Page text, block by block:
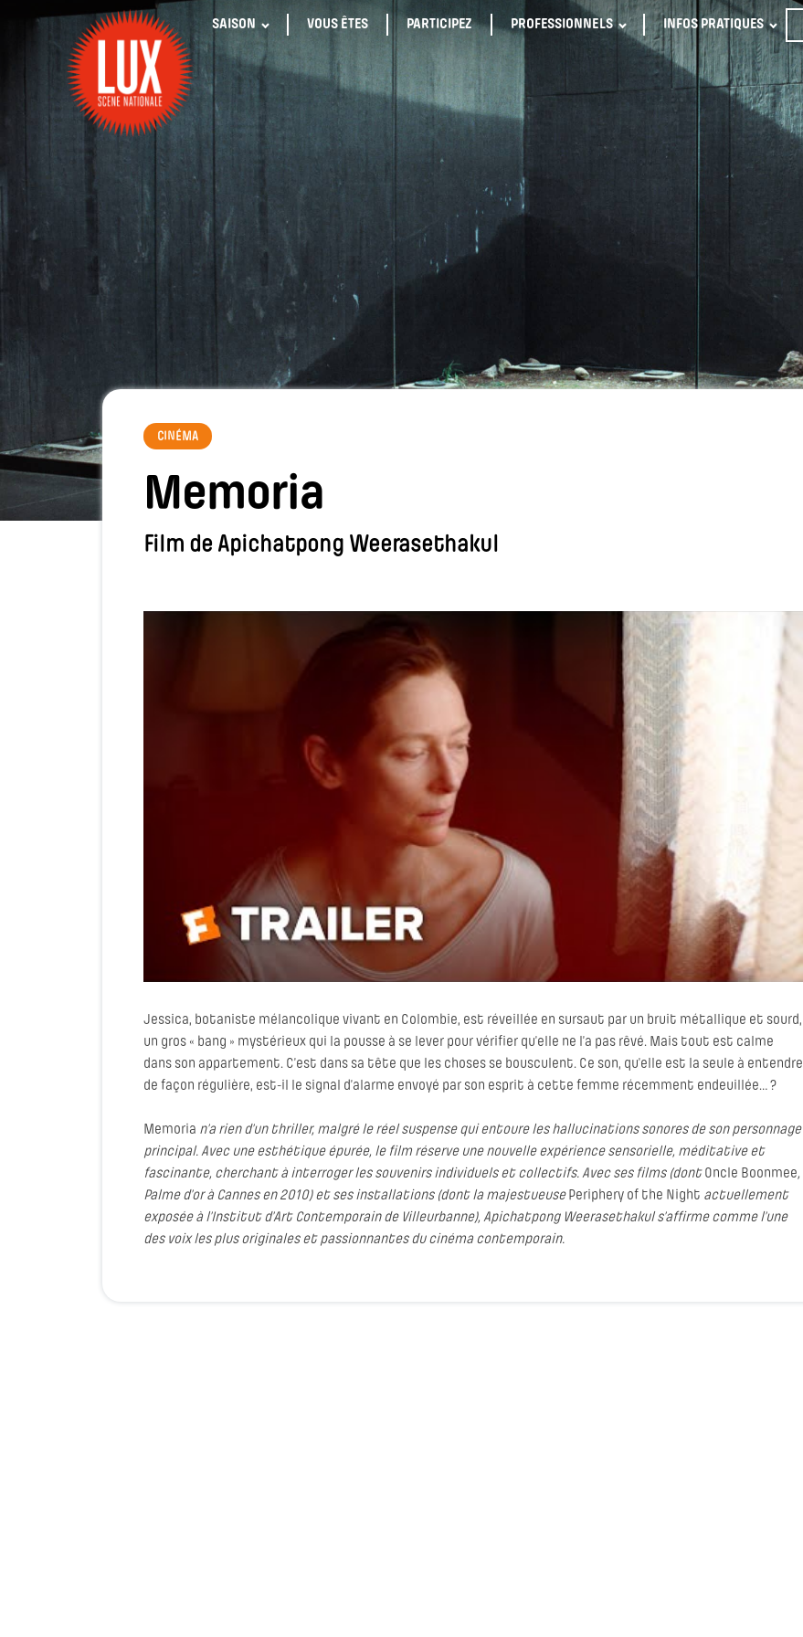
SAISON VOUS ÊTES PARTICIPEZ PROFESSIONNELS INFOS PRATIQUES
CINÉMA
Memoria
Film de Apichatpong Weerasethakul
Jessica, botaniste mélancolique vivant en Colombie, est réveillée en sursaut par un bruit métallique et sourd,
un gros « bang » mystérieux qui la pousse à se lever pour vérifier qu’elle ne l’a pas rêvé. Mais tout est calme
dans son appartement. C’est dans sa tête que les choses se bousculent. Ce son, qu’elle est la seule à entendre
de façon régulière, est-il le signal d’alarme envoyé par son esprit à cette femme récemment endeuillée… ?
Memoria n’a rien d’un thriller, malgré le réel suspense qui entoure les hallucinations sonores de son personnage
principal. Avec une esthétique épurée, le film réserve une nouvelle expérience sensorielle, méditative et
fascinante, cherchant à interroger les souvenirs individuels et collectifs. Avec ses films (dontOncle Boonmee,
Palme d’or à Cannes en 2010) et ses installations (dont la majestueusePeriphery of the Night actuellement
exposée à l’Institut d’Art Contemporain de Villeurbanne), Apichatpong Weerasethakul s’affirme comme l’une
des voix les plus originales et passionnantes du cinéma contemporain.